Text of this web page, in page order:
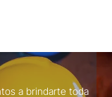
a brindarte toda